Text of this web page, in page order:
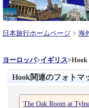
日本旅行ホームページ > 海
ヨーロッパ>イギリス>Hook
Hook関連のフォトマ
The Oak Room at